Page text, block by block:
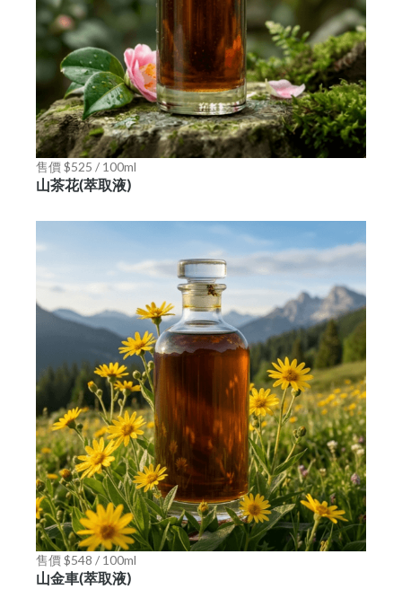
售價 $525 / 100ml
山茶花(萃取液)
售價 $548 / 100ml
山金車(萃取液)